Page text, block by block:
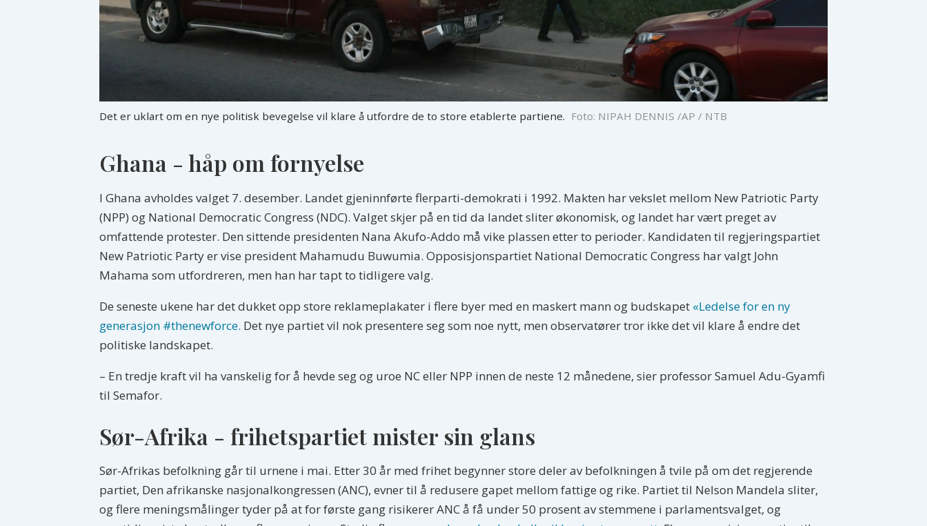
Det er uklart om en nye politisk bevegelse vil klare å utfordre de to store etablerte partiene. Foto: NIPAH DENNIS /AP / NTB
Ghana - håp om fornyelse
I Ghana avholdes valget 7. desember. Landet gjeninnførte flerparti-demokrati i 1992. Makten har vekslet mellom New Patriotic Party
(NPP) og National Democratic Congress (NDC). Valget skjer på en tid da landet sliter økonomisk, og landet har vært preget av
omfattende protester. Den sittende presidenten Nana Akufo-Addo må vike plassen etter to perioder. Kandidaten til regjeringspartiet
New Patriotic Party er vise president Mahamudu Buwumia. Opposisjonspartiet National Democratic Congress har valgt John
Mahama som utfordreren, men han har tapt to tidligere valg.
De seneste ukene har det dukket opp store reklameplakater i flere byer med en maskert mann og budskapet «Ledelse for en ny
generasjon #thenewforce. Det nye partiet vil nok presentere seg som noe nytt, men observatører tror ikke det vil klare å endre det
politiske landskapet.
– En tredje kraft vil ha vanskelig for å hevde seg og uroe NC eller NPP innen de neste 12 månedene, sier professor Samuel Adu-Gyamfi
til Semafor.
Sør-Afrika - frihetspartiet mister sin glans
Sør-Afrikas befolkning går til urnene i mai. Etter 30 år med frihet begynner store deler av befolkningen å tvile på om det regjerende
partiet, Den afrikanske nasjonalkongressen (ANC), evner til å redusere gapet mellom fattige og rike. Partiet til Nelson Mandela sliter,
og flere meningsmålinger tyder på at for første gang risikerer ANC å få under 50 prosent av stemmene i parlamentsvalget, og